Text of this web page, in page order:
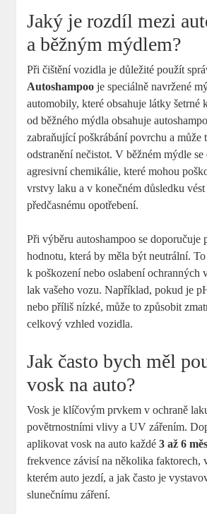
Jaký je ​rozdíl mezi
a běžným mýdlem?
Při čištění vozidla je důležité použít
Autoshampoo je speciálně ⁣navržené
automobily, které obsahuje látky⁢ šetrné
od běžného mýdla obsahuje
zabraňující poškrábání povrchu a může‌
odstranění nečistot. V běžném mýdle se
⁢agresivní chemikálie, které mohou
vrstvy laku a v konečném důsledku
předčasnému opotřebení.
Při výběru autoshampoo se doporučuje
hodnotu, která by‍ měla být neutrální.
k poškození nebo oslabení ochranných
lak vašeho vozu. Například, pokud je
nebo příliš nízké, může to způsobit
celkový vzhled vozidla.
Jak často bych měl
vosk ⁢na auto?
Vosk je klíčovým prvkem v ochraně
povětrnostními vlivy a⁤ UV zářením.‌
aplikovat vosk na auto‍ každé3 až 6
frekvence závisí ‍na několika faktorech,
kterém auto jezdí, a jak často je
slunečnímu záření.